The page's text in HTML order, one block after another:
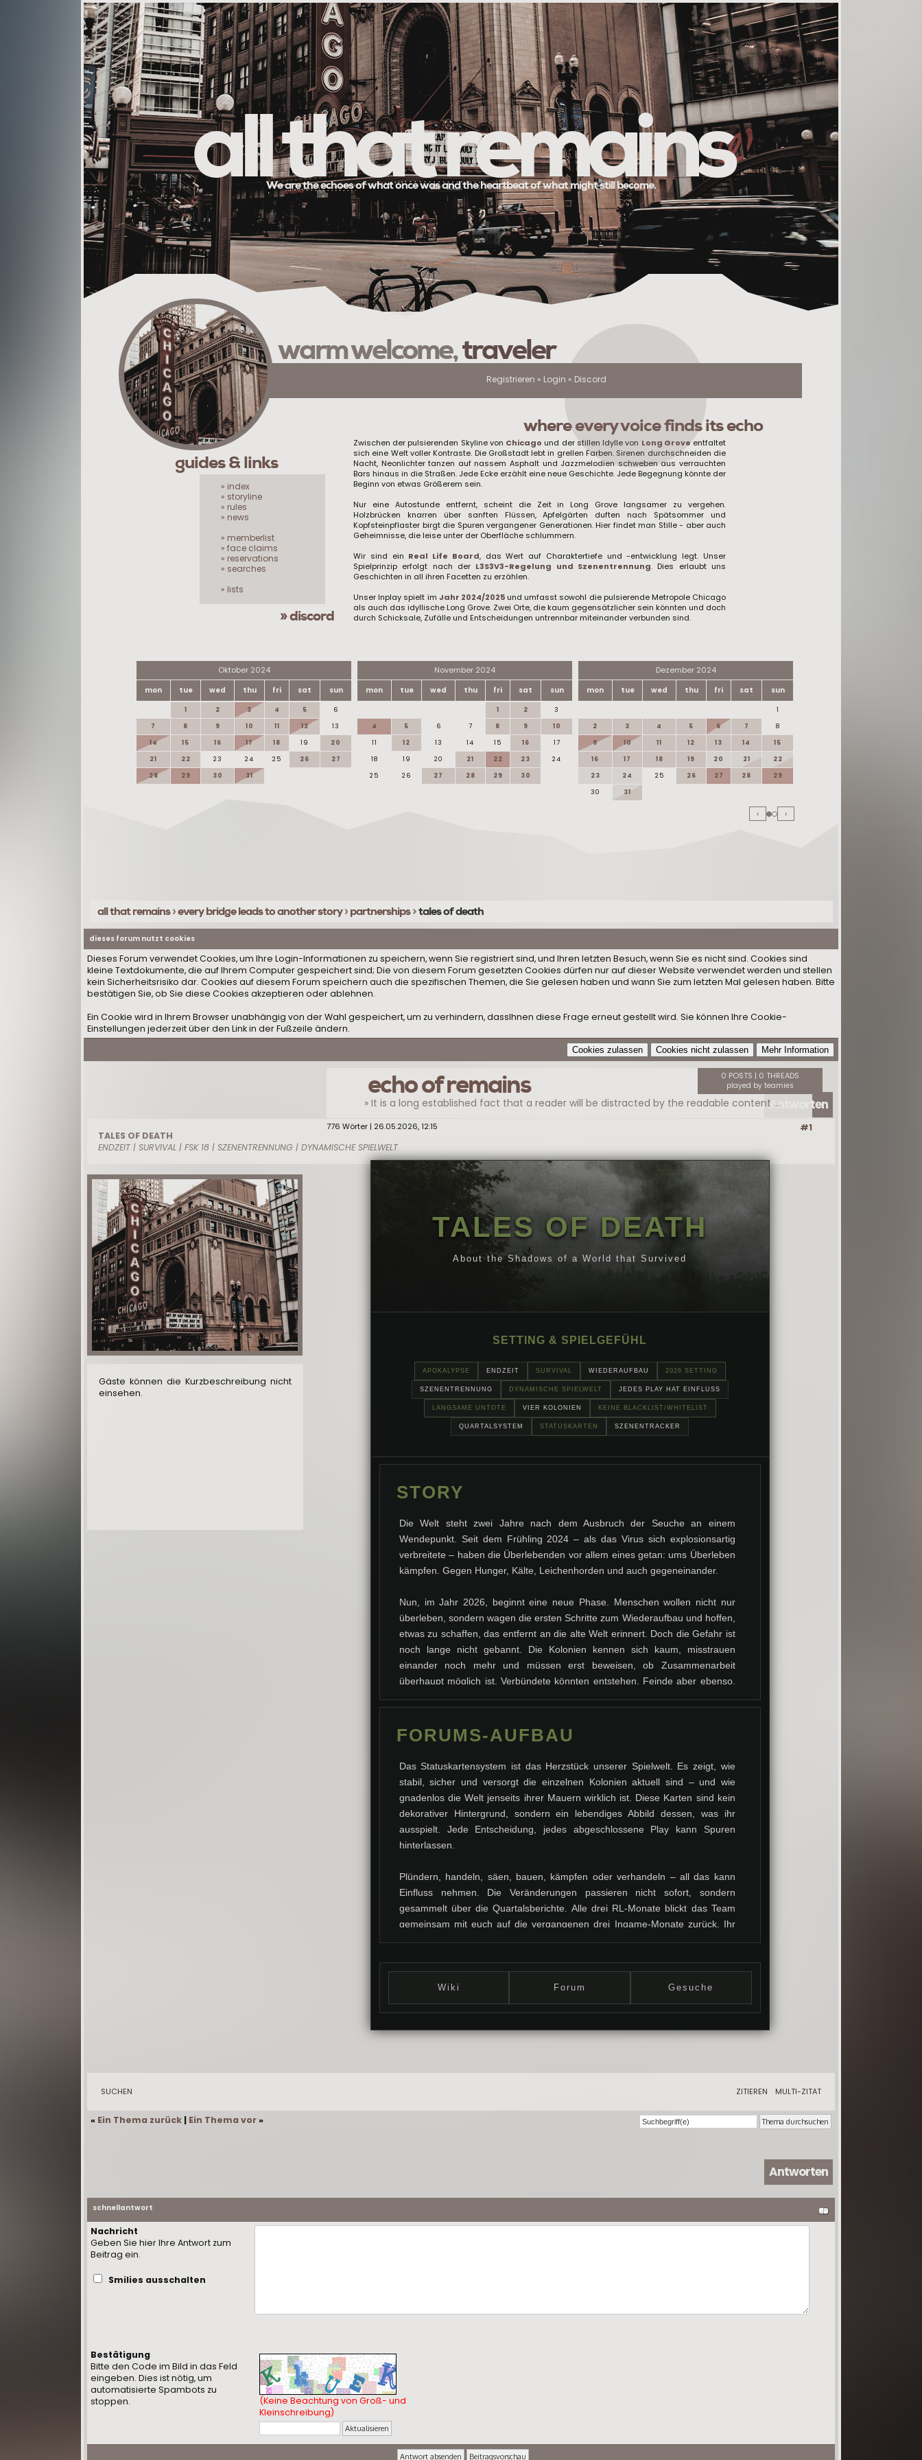
all that remains
We are the echoes of what once was and the heartbeat of what might still become.
warm welcome,traveler
Registrieren » Login » Discord
where every voice finds its echo
Zwischen der pulsierenden Skyline von Chicago und der stillen Idylle von Long Groveentfaltet
sich eine Welt voller Kontraste. Die Großstadt lebt in grellen Farben. Sirenen durchschneiden die
Nacht, Neonlichter tanzen auf nassem Asphalt und Jazzmelodien schweben aus verrauchten
Bars hinaus in die Straßen. Jede Ecke erzählt eine neue Geschichte. Jede Begegnung könnte der
Beginn von etwas Größerem sein.
Nur eine Autostunde entfernt, scheint die Zeit in Long Grove langsamer zu vergehen.
Holzbrücken knarren über sanften Flüssen, Apfelgärten duften nach Spätsommer und
Kopfsteinpflaster birgt die Spuren vergangener Generationen. Hier findet man Stille - aber auch
Geheimnisse, die leise unter der Oberfläche schlummern.
Wir sind ein Real Life Board, das Wert auf Charaktertiefe und -entwicklung legt. Unser
Spielprinzip erfolgt nach der L3S3V3-Regelung und Szenentrennung. Dies erlaubt uns
Geschichten in all ihren Facetten zu erzählen.
Unser Inplay spielt im Jahr 2024/2025und umfasst sowohl die pulsierende Metropole Chicago
als auch das idyllische Long Grove. Zwei Orte, die kaum gegensätzlicher sein könnten und doch
durch Schicksale, Zufälle und Entscheidungen untrennbar miteinander verbunden sind.
guides & links
» index
» storyline
» rules
» news
» memberlist
» face claims
» reservations
» searches
» lists
» discord
Oktober 2024
mon tue wed thu fri sat sun
1 2 3 4 5
6
7
8 9 10 11 12
13
14
15 16 17 18 19
20
21
22 23 24 25 26
27
28
29 30 31
November 2024
mon tue wed thu fri sat sun
1 2
3
4
5 6 7 8 9
10
11
12 13 14 15 16
17
18
19 20 21 22 23
24
25
26 27 28 29 30
Dezember 2024
mon tue wed thu fri sat sun
1
2
3 4 5 6 7
8
9
10 11 12 13 14
15
16
17 18 19 20 21
22
23
24 25 26 27 28
29
30
31
‹ ›
all that remains›every bridge leads to another story›partnerships >tales of death
dieses forum nutzt cookies
Dieses Forum verwendet Cookies, um Ihre Login-Informationen zu speichern, wenn Sie registriert sind, und Ihren letzten Besuch, wenn Sie es nicht sind. Cookies sind
kleine Textdokumente, die auf Ihrem Computer gespeichert sind; Die von diesem Forum gesetzten Cookies dürfen nur auf dieser Website verwendet werden und stellen
kein Sicherheitsrisiko dar. Cookies auf diesem Forum speichern auch die spezifischen Themen, die Sie gelesen haben und wann Sie zum letzten Mal gelesen haben. Bitte
bestätigen Sie, ob Sie diese Cookies akzeptieren oder ablehnen.
Ein Cookie wird in Ihrem Browser unabhängig von der Wahl gespeichert, um zu verhindern, dassIhnen diese Frage erneut gestellt wird. Sie können Ihre Cookie-
Einstellungen jederzeit über den Link in der Fußzeile ändern.
Antworten
TALES OF DEATH
ENDZEIT | SURVIVAL | FSK 18 | SZENENTRENNUNG | DYNAMISCHE SPIELWELT
Gäste können die Kurzbeschreibung nicht
einsehen.
echo of remains
» It is a long established fact that a reader will be distracted by the readable content of a page «
0 POSTS | 0 THREADS
played by teamies
#1
776 Wörter | 26.05.2026, 12:15
TALES OF DEATH
About the Shadows of a World that Survived
SETTING & SPIELGEFÜHL
APOKALYPSE ENDZEIT SURVIVAL WIEDERAUFBAU 2026 SETTING
SZENENTRENNUNG DYNAMISCHE SPIELWELT JEDES PLAY HAT EINFLUSS
LANGSAME UNTOTE VIER KOLONIEN KEINE BLACKLIST/WHITELIST
QUARTALSYSTEM STATUSKARTEN SZENENTRACKER
STORY
Die Welt steht zwei Jahre nach dem Ausbruch der Seuche an einem
Wendepunkt. Seit dem Frühling 2024 – als das Virus sich explosionsartig
verbreitete – haben die Überlebenden vor allem eines getan: ums Überleben
kämpfen. Gegen Hunger, Kälte, Leichenhorden und auch gegeneinander.
Nun, im Jahr 2026, beginnt eine neue Phase. Menschen wollen nicht nur
überleben, sondern wagen die ersten Schritte zum Wiederaufbau und hoffen,
etwas zu schaffen, das entfernt an die alte Welt erinnert. Doch die Gefahr ist
noch lange nicht gebannt. Die Kolonien kennen sich kaum, misstrauen
einander noch mehr und müssen erst beweisen, ob Zusammenarbeit
überhaupt möglich ist. Verbündete könnten entstehen, Feinde aber ebenso.
eine stabile Zivilisation zurückerobern – und eines Tages sogar ein Heilmittel
entwickeln? Die Geschichten sind noch nicht geschrieben und stehen ganz
FORUMS-AUFBAU
Das Statuskartensystem ist das Herzstück unserer Spielwelt. Es zeigt, wie
stabil, sicher und versorgt die einzelnen Kolonien aktuell sind – und wie
gnadenlos die Welt jenseits ihrer Mauern wirklich ist. Diese Karten sind kein
dekorativer Hintergrund, sondern ein lebendiges Abbild dessen, was ihr
ausspielt. Jede Entscheidung, jedes abgeschlossene Play kann Spuren
hinterlassen.
Plündern, handeln, säen, bauen, kämpfen oder verhandeln – all das kann
Einfluss nehmen. Die Veränderungen passieren nicht sofort, sondern
gesammelt über die Quartalsberichte. Alle drei RL-Monate blickt das Team
gemeinsam mit euch auf die vergangenen drei Ingame-Monate zurück. Ihr
bringen Events oder Plots noch mehr Veränderungen als normale Plays. So
bleibt das System fair, übersichtlich und eng an die Story gebunden.
nachvollziehen, was andere bewirkt haben. Das Team behält den Überblick,
Beziehungen sich vertiefen oder zerbrechen. Untotenpopulationen können
schrumpfen, Ressourcen knapper werden, medizinischer Fortschritt langsam
Wiki Forum Gesuche
SUCHEN ZITIEREN MULTI-ZITAT
« Ein Thema zurück | Ein Thema vor»
Antworten
schnellantwort
Nachricht
Geben Sie hier Ihre Antwort zum
Beitrag ein.
Smilies ausschalten
Bestätigung
Bitte den Code im Bild in das Feld
eingeben. Dies ist nötig, um
automatisierte Spambots zu
stoppen.
(Keine Beachtung von Groß- und
Kleinschreibung)